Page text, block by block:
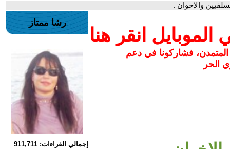
والإخوان .
انقر هنا
المتمدن، فشاركونا في دعم
الحر
رشا ممتاز
إجمالي القراءات: 911,711